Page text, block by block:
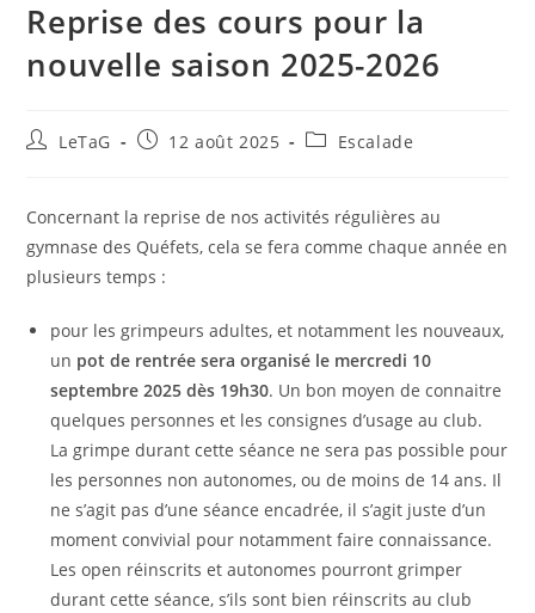
Reprise des cours pour la
nouvelle saison 2025-2026
LeTaG 12 août 2025 Escalade
Concernant la reprise de nos activités régulières au
gymnase des Quéfets, cela se fera comme chaque année en
plusieurs temps :
pour les grimpeurs adultes, et notamment les nouveaux,
un pot de rentrée sera organisé le mercredi 10
septembre 2025 dès 19h30. Un bon moyen de connaitre
quelques personnes et les consignes d’usage au club.
La grimpe durant cette séance ne sera pas possible pour
les personnes non autonomes, ou de moins de 14 ans. Il
ne s’agit pas d’une séance encadrée, il s’agit juste d’un
moment convivial pour notamment faire connaissance.
Les open réinscrits et autonomes pourront grimper
durant cette séance, s’ils sont bien réinscrits au club